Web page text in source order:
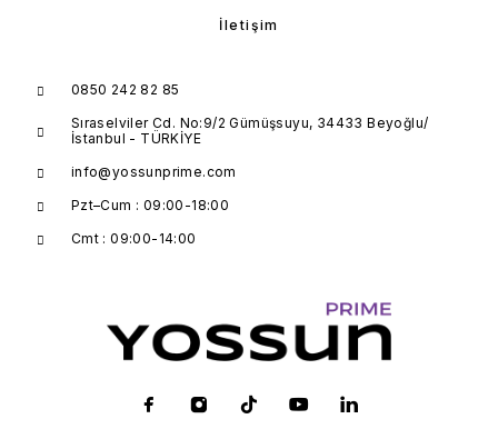
İletişim
0850 242 82 85
Sıraselviler Cd. No:9/2 Gümüşsuyu, 34433 Beyoğlu/
İstanbul - TÜRKİYE
info@yossunprime.com
Pzt–Cum : 09:00-18:00
Cmt : 09:00-14:00